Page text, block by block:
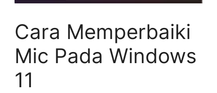
Cara Memperbaiki
Mic Pada Windows
11